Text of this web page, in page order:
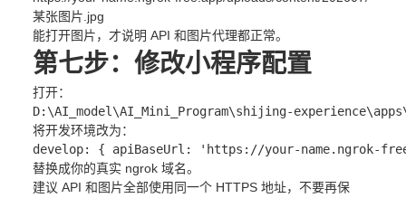
某张图片.jpg
能打开图片，才说明 API 和图片代理都正常。
第七步：修改小程序配置
打开：
D:\AI_model\AI_Mini_Program\shijing-
将开发环境改为：
develop: { apiBaseUrl:
'https://your-name.ngrok-
替换成你的真实 ngrok 域名。
建议 API 和图片全部使用同一个 HTTPS 地址，不要再保